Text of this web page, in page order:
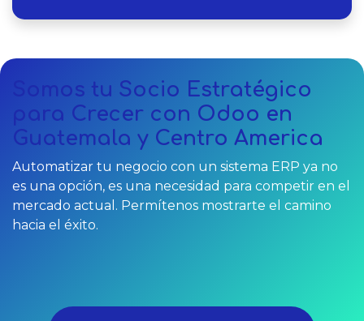
Somos tu Socio Estratégico
para Crecer con Odoo en
Guatemala y Centro America
Automatizar tu negocio con un sistema ERP ya no
es una opción, es una necesidad para competir en el
mercado actual. Permítenos mostrarte el camino
hacia el éxito.